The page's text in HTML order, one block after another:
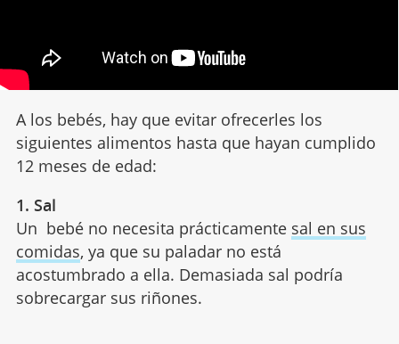
A los bebés, hay que evitar ofrecerles los
siguientes alimentos hasta que hayan cumplido
12 meses de edad:
1. Sal
Un bebé no necesita prácticamente sal en sus
comidas, ya que su paladar no está
acostumbrado a ella. Demasiada sal podría
sobrecargar sus riñones.